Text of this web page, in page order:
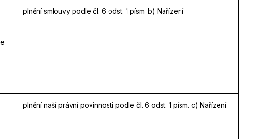
plnění smlouvy podle čl. 6 odst. 1 písm. b) Nařízení
plnění naší právní povinnosti podle čl. 6 odst. 1 písm. c) Nařízení